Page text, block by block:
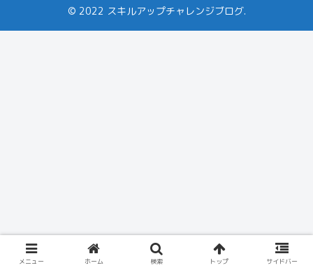
© 2022 スキルアップチャレンジブログ.
メニュー ホーム 検索 トップ サイドバー